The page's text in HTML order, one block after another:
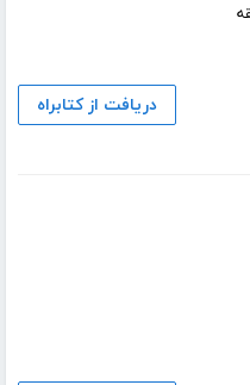
دریافت از کتابراه